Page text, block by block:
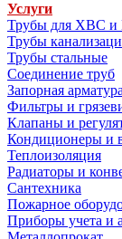
Услуги
Трубы для ХВС
Трубы
Трубы стальные
Соединение труб
Запорная арматура
Фильтры и
Клапаны и
Кондиционеры и
Теплоизоляция
Радиаторы и
Сантехника
Пожарное
Приборы учета и